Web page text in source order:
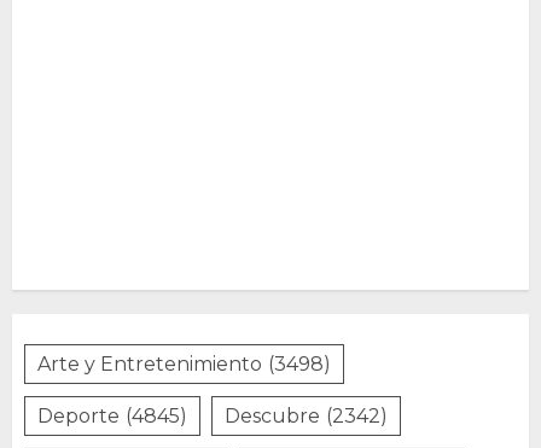
Arte y Entretenimiento (3498)
Deporte (4845) Descubre (2342)